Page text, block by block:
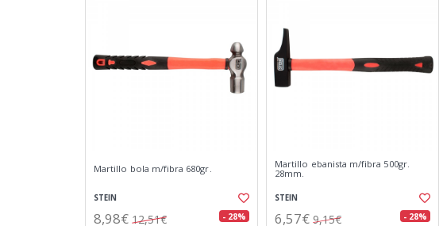
Martillo bola m/fibra 680gr.
STEIN
8,98€ 12,51€ - 28%
Martillo ebanista m/fibra 500gr.
28mm.
STEIN
6,57€ 9,15€ - 28%